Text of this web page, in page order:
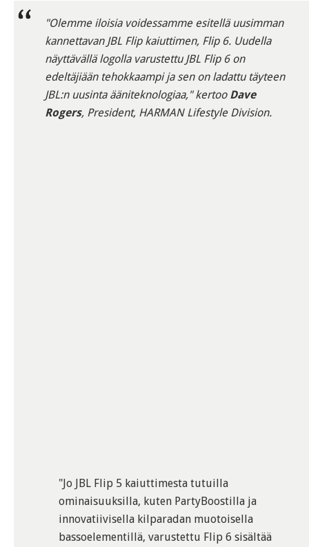
"Olemme iloisia voidessamme esitellä uusimman
kannettavan JBL Flip kaiuttimen, Flip 6. Uudella
näyttävällä logolla varustettu JBL Flip 6 on
edeltäjiään tehokkaampi ja sen on ladattu täyteen
JBL:n uusinta ääniteknologiaa," kertoo Dave
Rogers, President, HARMAN Lifestyle Division.
"Jo JBL Flip 5 kaiuttimesta tutuilla
ominaisuuksilla, kuten PartyBoostilla ja
innovatiivisella kilparadan muotoisella
bassoelementillä, varustettu Flip 6 sisältää